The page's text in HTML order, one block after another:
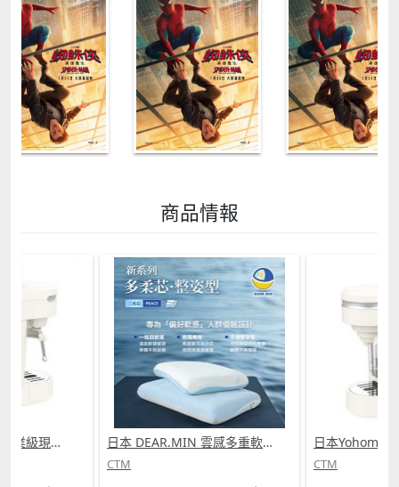
商品情報
日本Yohome 迷你專業級現磨鮮萃奶泡3合1半自動家庭意式咖啡機 (需訂貨) 日本 DEAR.MIN 雲感多重軟芯柔托緩壓Peace柔眠枕 (需訂貨)
CTM CTM